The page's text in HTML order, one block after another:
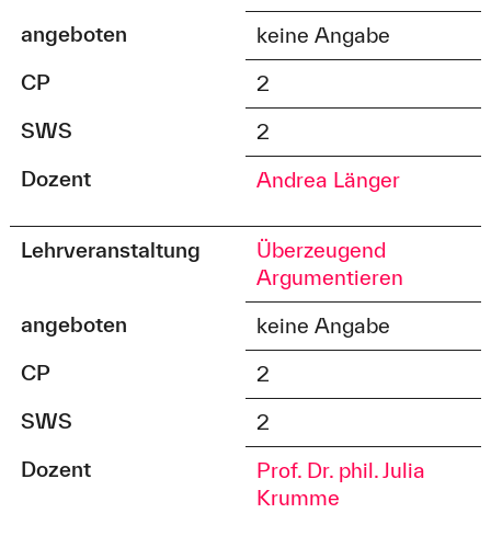
angeboten
keine Angabe
CP
2
SWS
2
Dozent
Andrea Länger
Lehrveranstaltung
Überzeugend
Argumentieren
angeboten
keine Angabe
CP
2
SWS
2
Dozent
Prof. Dr. phil. Julia
Krumme